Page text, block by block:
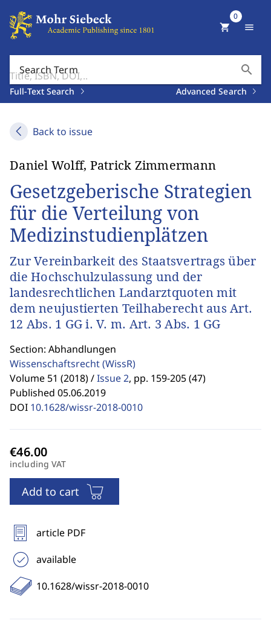
Search Term search
Full-Text Search Advanced Search
shopping_cart
0
menu
Back to issue
Daniel Wolff, Patrick Zimmermann
Gesetzgeberische Strategien
für die Verteilung von
Medizinstudienplätzen
Zur Vereinbarkeit des Staatsvertrags über
die Hochschulzulassung und der
landesrechtlichen Landarztquoten mit
dem neujustierten Teilhaberecht aus Art.
12 Abs. 1 GG i. V. m. Art. 3 Abs. 1 GG
Section: Abhandlungen
Wissenschaftsrecht(WissR)
Volume 51 (2018) /Issue 2, pp. 159-205 (47)
Published 05.06.2019
DOI 10.1628/wissr-2018-0010
including VAT
Add to cart
article PDF
available
10.1628/wissr-2018-0010